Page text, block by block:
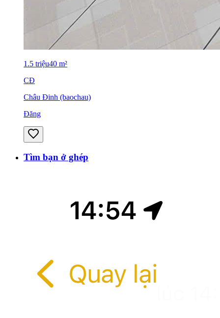
1.5 triệu40 m²
CĐ
Châu Đinh (baochau)
Đăng
Tìm bạn ở ghép